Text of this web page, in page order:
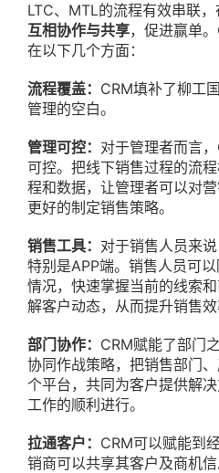
LTC、MTL的流程有效串联
互相协作与共享，促进赢单
在以下几个方面：
流程覆盖： CRM填补了柳工
管理的空白。
管理可控： 对于管理者而言
可控。把线下销售过程的流
程和数据，让管理者可以对营
更好的制定销售策略。
销售工具： 对于销售人员来
特别是APP端。销售人员可
情况，快速掌握当前的线索
解客户动态，从而提升销售效
部门协作： CRM赋能了部门
协同作战策略，把销售部门
个平台，共同为客户提供解
工作的顺利进行。
拉通客户： CRM可以赋能到
销商可以共享其客户及商机